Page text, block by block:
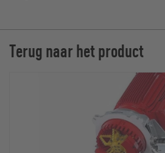
Terug naar het product